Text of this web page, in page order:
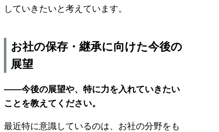
していきたいと考えています。
お社の保存・継承に向けた今後の
展望
――今後の展望や、特に力を入れていきたい
ことを教えてください。
最近特に意識しているのは、お社の分野をも